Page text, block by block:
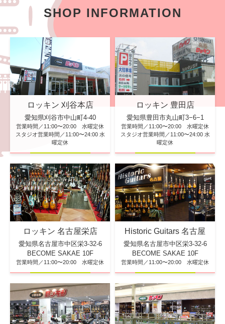
SHOP INFORMATION
ロッキン 刈谷本店
愛知県刈谷市中山町4-40
営業時間／11:00〜20:00 水曜定休
スタジオ営業時間／11:00〜24:00 水
曜定休
ロッキン 豊田店
愛知県豊田市丸山町3−6−1
営業時間／11:00〜20:00 水曜定休
スタジオ営業時間／11:00〜24:00 水
曜定休
ロッキン 名古屋栄店
愛知県名古屋市中区栄3-32-6
BECOME SAKAE 10F
営業時間／11:00〜20:00 水曜定休
Historic Guitars 名古屋
愛知県名古屋市中区栄3-32-6
BECOME SAKAE 10F
営業時間／11:00〜20:00 水曜定休